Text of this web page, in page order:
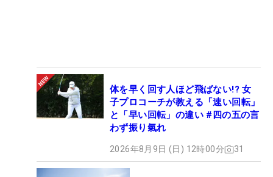
体を早く回す人ほど飛ばない!? 女
子プロコーチが教える「速い回転」
と「早い回転」の違い #四の五の言
わず振り氣れ
2026年8月9日 (日) 12時00分 31